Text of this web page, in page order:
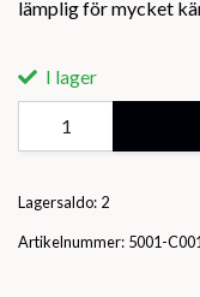
lämplig för mycket
I lager
Lagersaldo: 2
Artikelnummer: 5001-